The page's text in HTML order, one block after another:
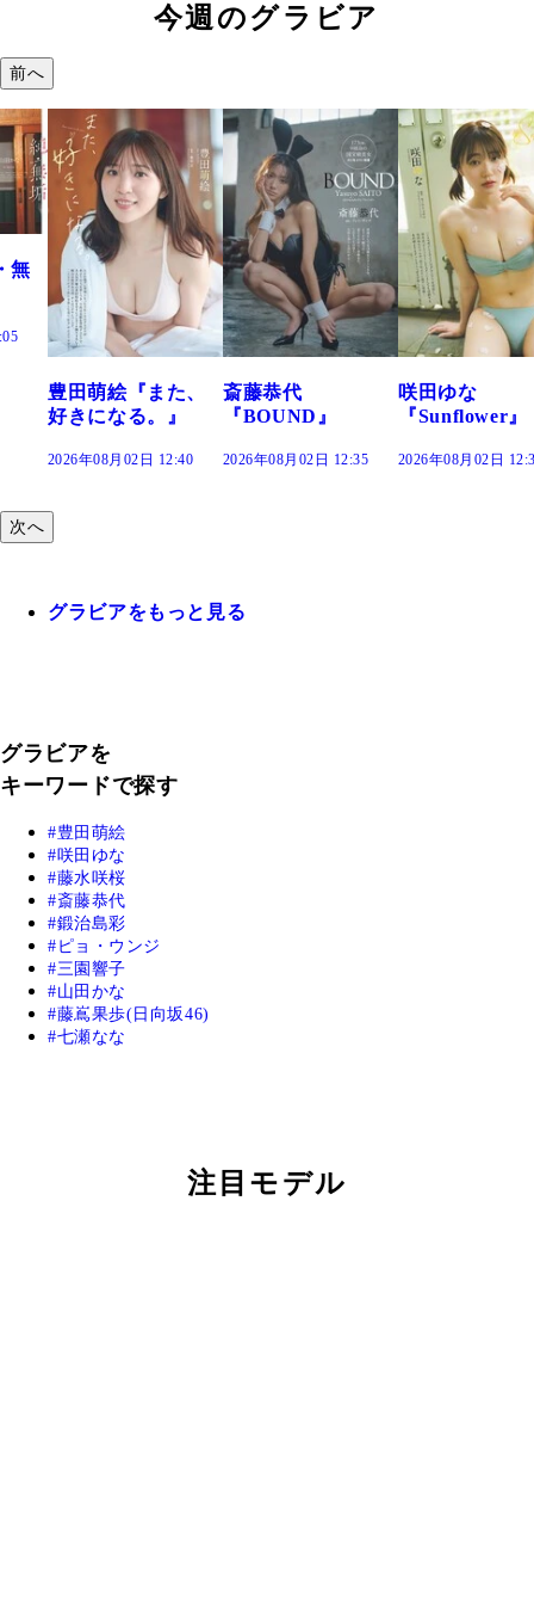
今週のグラビア
前へ
絵『また、
なる。』
08月02日 12:40
斎藤恭代
『BOUND』
2026年08月02日 12:35
『Sunflower』
2026年08月02日 12:30
だま
2026年
次へ
グラビアをもっと見る
グラビアを
キーワードで探す
豊田萌絵
咲田ゆな
藤水咲桜
斎藤恭代
鍛治島彩
ピョ・ウンジ
三園響子
山田かな
藤嶌果歩(日向坂46)
七瀬なな
注目モデル